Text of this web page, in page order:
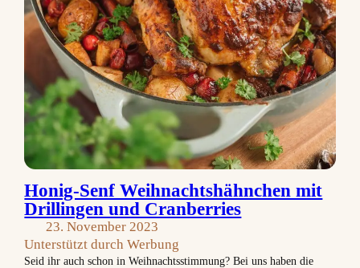
Honig-Senf Weihnachtshähnchen mit
Drillingen und Cranberries
23. November 2023
Unterstützt durch Werbung
Seid ihr auch schon in Weihnachtsstimmung? Bei uns haben die